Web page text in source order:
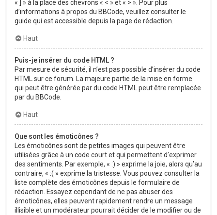
« ] » à la place des chevrons « < » et « > ». Pour plus
d’informations à propos du BBCode, veuillez consulter le
guide qui est accessible depuis la page de rédaction.
Haut
Puis-je insérer du code HTML ?
Par mesure de sécurité, il n’est pas possible d’insérer du code
HTML sur ce forum. La majeure partie de la mise en forme
qui peut être générée par du code HTML peut être remplacée
par du BBCode.
Haut
Que sont les émoticônes ?
Les émoticônes sont de petites images qui peuvent être
utilisées grâce à un code court et qui permettent d’exprimer
des sentiments. Par exemple, « :) » exprime la joie, alors qu’au
contraire, « :( » exprime la tristesse. Vous pouvez consulter la
liste complète des émoticônes depuis le formulaire de
rédaction. Essayez cependant de ne pas abuser des
émoticônes, elles peuvent rapidement rendre un message
illisible et un modérateur pourrait décider de le modifier ou de